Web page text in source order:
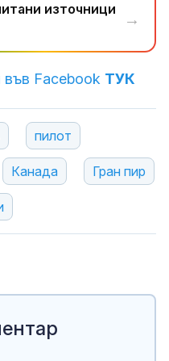
източници
→
във Facebook ТУК
пилот
Канада Гран пир